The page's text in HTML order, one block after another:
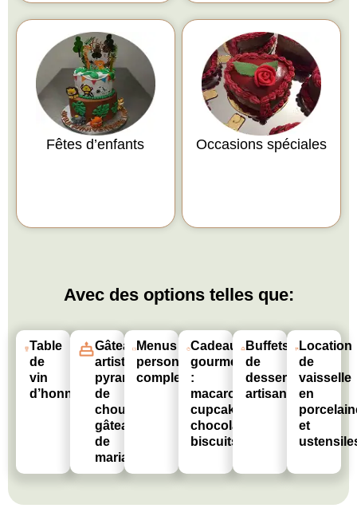
Fêtes d’enfants Occasions spéciales
Avec des options telles que:
Table
de
vin
d’honneur
Gâteaux
artistiques,
pyramides
de
choux,
gâteaux
de
mariage
Menus
personnalisés
complets
Cadeaux
gourmets
:
macarons,
cupcakes,
chocolats,
biscuits
Buffets
de
desserts
artisanaux
Location
de
vaisselle
en
et